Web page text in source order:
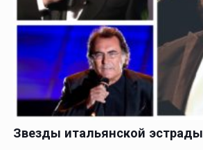
Звезды итальянской эстрады